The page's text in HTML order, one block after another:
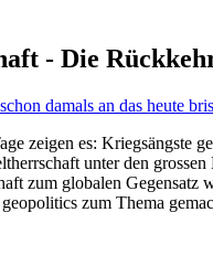
- Die
damals an das heute
zeigen es: Kriegsängste
unter den
zum globalen
zum Thema